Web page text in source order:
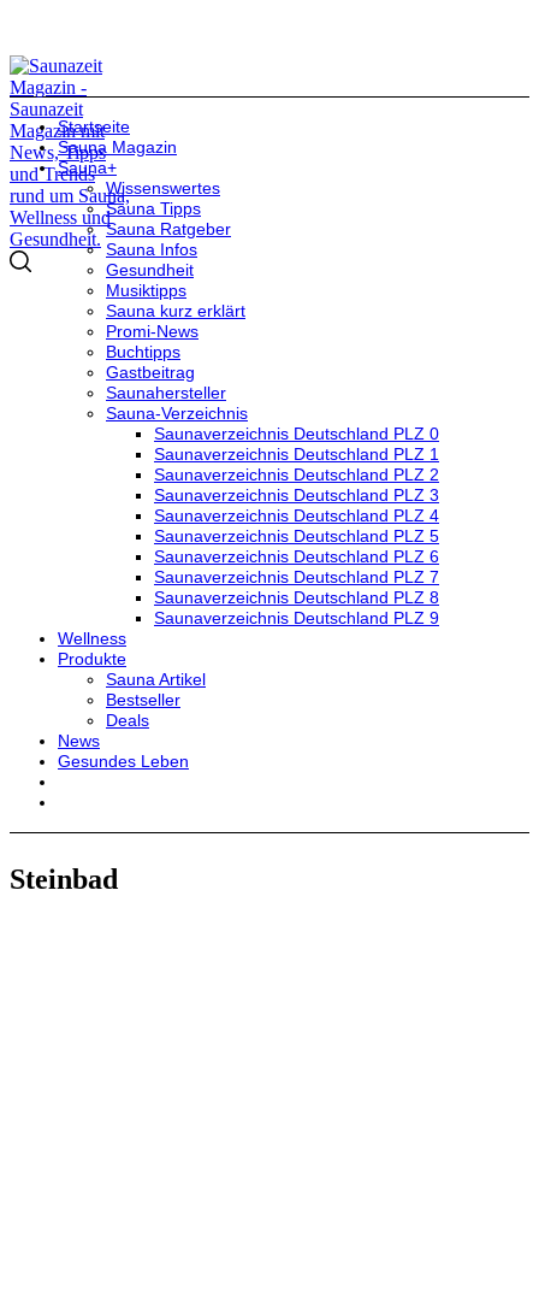
Startseite
Sauna Magazin
Sauna+
Wissenswertes
Sauna Tipps
Sauna Ratgeber
Sauna Infos
Gesundheit
Musiktipps
Sauna kurz erklärt
Promi-News
Buchtipps
Gastbeitrag
Saunahersteller
Sauna-Verzeichnis
Saunaverzeichnis Deutschland PLZ 0
Saunaverzeichnis Deutschland PLZ 1
Saunaverzeichnis Deutschland PLZ 2
Saunaverzeichnis Deutschland PLZ 3
Saunaverzeichnis Deutschland PLZ 4
Saunaverzeichnis Deutschland PLZ 5
Saunaverzeichnis Deutschland PLZ 6
Saunaverzeichnis Deutschland PLZ 7
Saunaverzeichnis Deutschland PLZ 8
Saunaverzeichnis Deutschland PLZ 9
Wellness
Produkte
Sauna Artikel
Bestseller
Deals
News
Gesundes Leben
Steinbad